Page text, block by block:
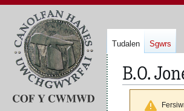
B.O.
Tudalen Sgwrs